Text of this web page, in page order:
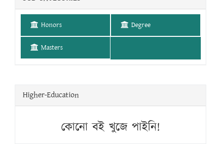
Honors Degree
Masters
Higher-Education
কোনো বই খুজে পাইনি!